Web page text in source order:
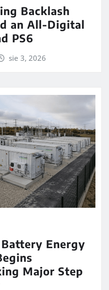
Backlash
an All-Digital
PS6
sie 3, 2026
Energy
Major Step